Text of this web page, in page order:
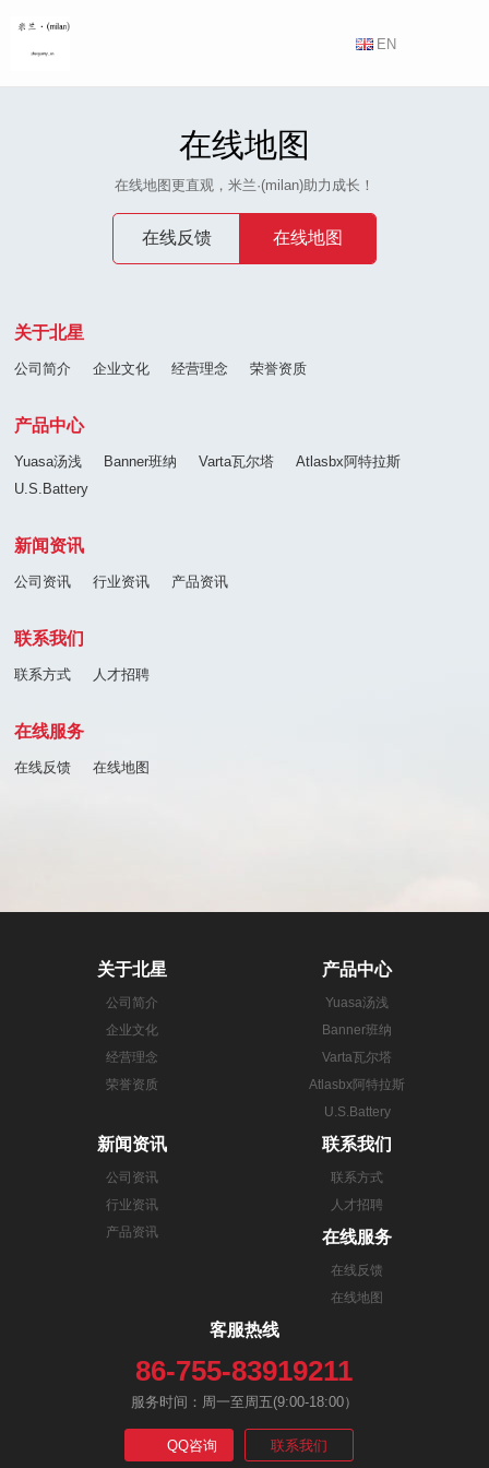
EN
在线地图
在线地图更直观，米兰·(milan)助力成长！
在线反馈 在线地图
关于北星
公司简介 企业文化 经营理念 荣誉资质
产品中心
Yuasa汤浅 Banner班纳 Varta瓦尔塔
Atlasbx阿特拉斯
U.S.Battery
新闻资讯
公司资讯 行业资讯 产品资讯
联系我们
联系方式 人才招聘
在线服务
在线反馈 在线地图
关于北星
公司简介
企业文化
经营理念
荣誉资质
产品中心
Yuasa汤浅
Banner班纳
Varta瓦尔塔
Atlasbx阿特拉斯
U.S.Battery
新闻资讯
公司资讯
行业资讯
产品资讯
联系我们
联系方式
人才招聘
在线服务
在线反馈
在线地图
客服热线
86-755-83919211
服务时间：周一至周五(9:00-18:00）
QQ咨询 联系我们